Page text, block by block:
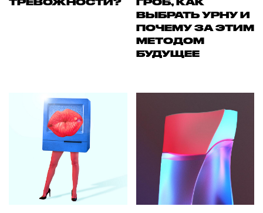
ТРЕВОЖНОСТИ?
ГРОБ, КАК
ВЫБРАТЬ УРНУ И
ПОЧЕМУ ЗА ЭТИМ
МЕТОДОМ
БУДУЩЕЕ